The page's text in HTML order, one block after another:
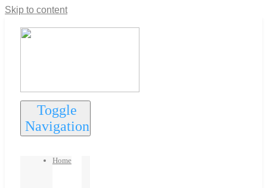
Skip to content
Toggle
Navigation
Home